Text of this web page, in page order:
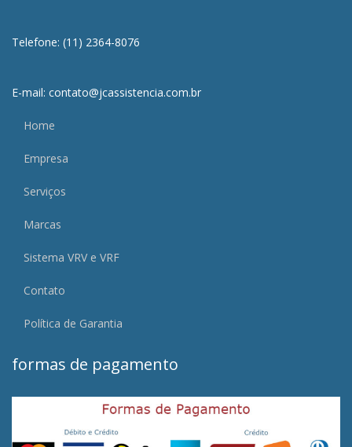
Telefone: (11) 2364-8076
E-mail: contato@jcassistencia.com.br
Home
Empresa
Serviços
Marcas
Sistema VRV e VRF
Contato
Política de Garantia
formas de pagamento